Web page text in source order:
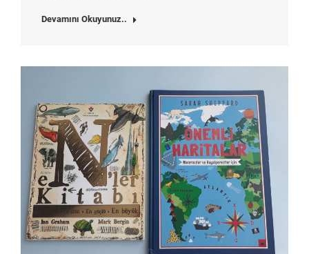
Devamını Okuyunuz..